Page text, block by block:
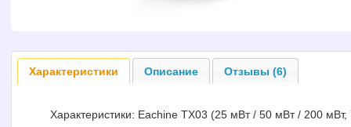
Характеристики Описание Отзывы (6)
Характеристики: Eachine TX03 (25 мВт / 50 мВт / 200 мВт,